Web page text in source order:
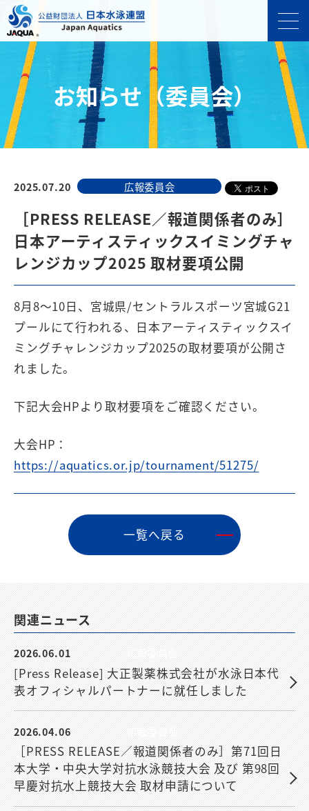
お知らせ（委員会）
2025.07.20 広報委員会
［PRESS RELEASE／報道関係者のみ］
日本アーティスティックスイミングチャ
レンジカップ2025 取材要項公開
8月8〜10日、宮城県/セントラルスポーツ宮城G21
プールにて行われる、日本アーティスティックスイ
ミングチャレンジカップ2025の取材要項が公開さ
れました。
下記大会HPより取材要項をご確認ください。
大会HP：
https://aquatics.or.jp/tournament/51275/
⼀覧へ戻る
関連ニュース
2026.06.01 広報委員会
[Press Release] 大正製薬株式会社が水泳日本代
表オフィシャルパートナーに就任しました
2026.04.06 広報委員会
［PRESS RELEASE／報道関係者のみ］第71回日
本大学・中央大学対抗水泳競技大会 及び 第98回
早慶対抗水上競技大会 取材申請について